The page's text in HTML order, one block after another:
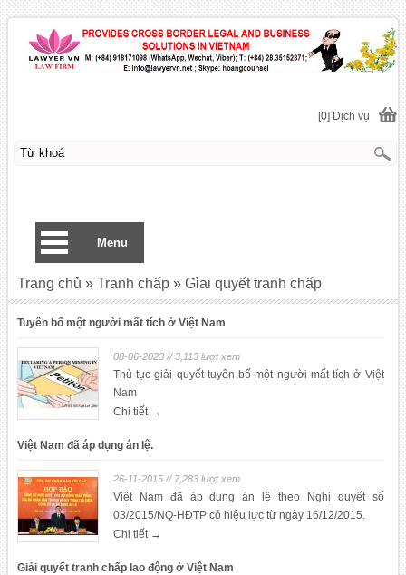
Tuyên bố một người mất tích ở Việt Nam
08-06-2023 // 3,113 lượt xem
Thủ tục giải quyết tuyên bố một người mất tích ở Việt
Nam
Chi tiết →
Việt Nam đã áp dụng án lệ.
26-11-2015 // 7,283 lượt xem
Việt Nam đã áp dụng án lệ theo Nghị quyết số
03/2015/NQ-HĐTP có hiệu lực từ ngày 16/12/2015.
Chi tiết →
Giải quyết tranh chấp lao động ở Việt Nam
Trang chủ » Tranh chấp » Gỉai quyết tranh chấp
[0] Dịch vụ
Menu